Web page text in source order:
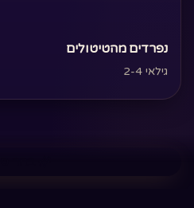
‏נפרדים מהטיטולים‏
גילאי 2-4